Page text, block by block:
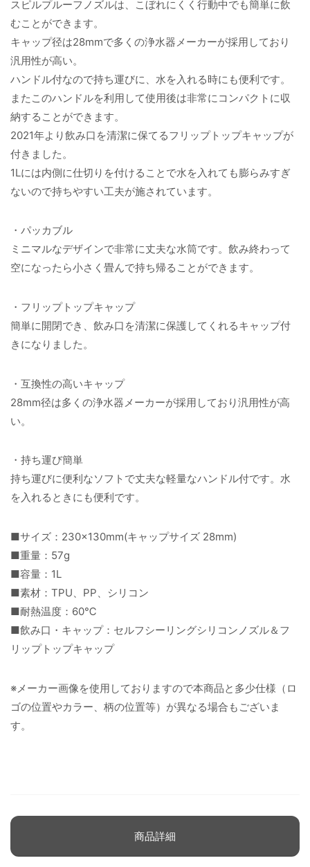
スピルプルーフノズルは、こぼれにくく行動中でも簡単に飲
むことができます。
キャップ径は28mmで多くの浄水器メーカーが採用しており
汎用性が高い。
ハンドル付なので持ち運びに、水を入れる時にも便利です。
またこのハンドルを利用して使用後は非常にコンパクトに収
納することができます。
2021年より飲み口を清潔に保てるフリップトップキャップが
付きました。
1Lには内側に仕切りを付けることで水を入れても膨らみすぎ
ないので持ちやすい工夫が施されています。
・パッカブル
ミニマルなデザインで非常に丈夫な水筒です。飲み終わって
空になったら小さく畳んで持ち帰ることができます。
・フリップトップキャップ
簡単に開閉でき、飲み口を清潔に保護してくれるキャップ付
きになりました。
・互換性の高いキャップ
28mm径は多くの浄水器メーカーが採用しており汎用性が高
い。
・持ち運び簡単
持ち運びに便利なソフトで丈夫な軽量なハンドル付です。水
を入れるときにも便利です。
■サイズ：230×130mm(キャップサイズ 28mm)
■重量：57g
■容量：1L
■素材：TPU、PP、シリコン
■耐熱温度：60℃
■飲み口・キャップ：セルフシーリングシリコンノズル＆フ
リップトップキャップ
※メーカー画像を使用しておりますので本商品と多少仕様（ロ
ゴの位置やカラー、柄の位置等）が異なる場合もございま
す。
商品詳細